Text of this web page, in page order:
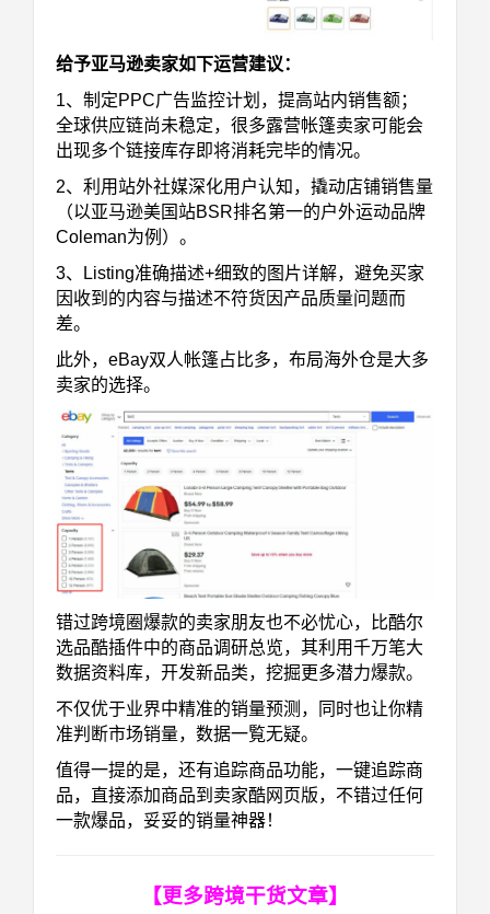
给予亚马逊卖家如下运营建议：
1、制定PPC广告监控计划，提高站内销售额；
全球供应链尚未稳定，很多露营帐篷卖家可能会
出现多个链接库存即将消耗完毕的情况。
2、利用站外社媒深化用户认知，撬动店铺销售量
（以亚马逊美国站BSR排名第一的户外运动品牌
Coleman为例）。
3、Listing准确描述+细致的图片详解，避免买家
因收到的内容与描述不符货因产品质量问题而
差。
此外，eBay双人帐篷占比多，布局海外仓是大多
卖家的选择。
错过跨境圈爆款的卖家朋友也不必忧心，比酷尔
选品酷插件中的商品调研总览，其利用千万笔大
数据资料库，开发新品类，挖掘更多潜力爆款。
不仅优于业界中精准的销量预测，同时也让你精
准判断市场销量，数据一覧无疑。
值得一提的是，还有追踪商品功能，一键追踪商
品，直接添加商品到卖家酷网页版，不错过任何
一款爆品，妥妥的销量神器！
【更多跨境干货文章】